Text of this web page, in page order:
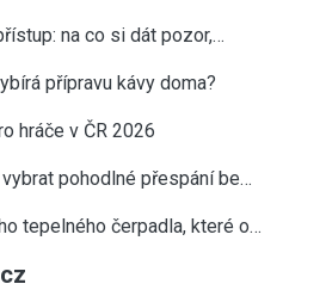
na co si dát pozor,…
přípravu kávy doma?
hráče v ČR 2026
pohodlné přespání be…
tepelného čerpadla, které o…